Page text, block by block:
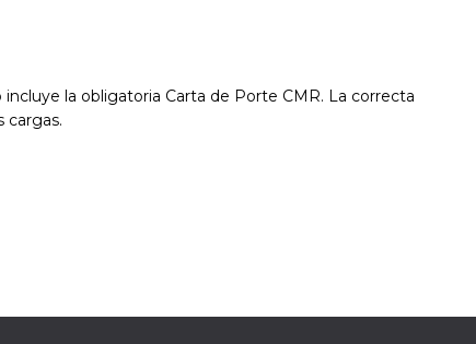
la obligatoria Carta de Porte CMR. La correcta
cargas.